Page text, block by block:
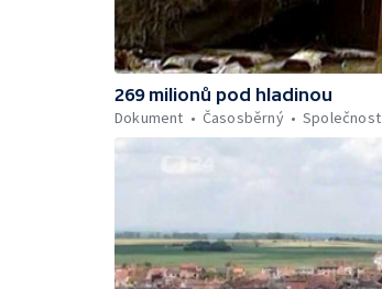
269 milionů pod hladinou
Dokument
Časosběrný Společnost